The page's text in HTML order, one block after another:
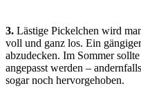
3. Lästige Pickelchen wird
voll und ganz los. Ein
abzudecken. Im Sommer
angepasst werden –
sogar noch hervorgehoben.